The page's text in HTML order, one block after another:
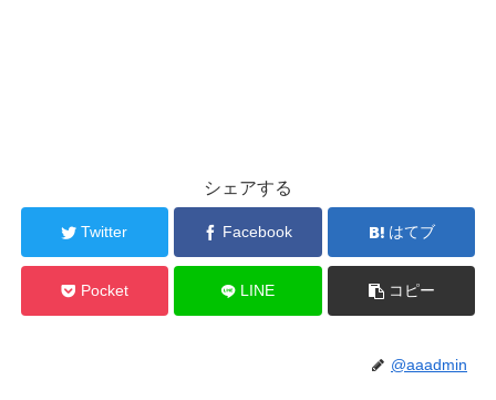
シェアする
Twitter Facebook はてブ
Pocket LINE コピー
@aaadmin